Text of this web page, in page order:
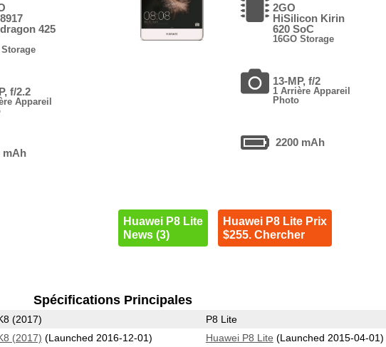
425
Storage
f/2.2
Appareil
mAh
2GO
HiSilicon Kirin
620 SoC
16GO Storage
13-MP, f/2
1 Arrière Appareil
Photo
2200 mAh
Huawei P8 Lite
News (3)
Huawei P8 Lite Prix
$255. Chercher
Spécifications Principales
(2017) P8 Lite
(2017) (Launched 2016-12-01) Huawei P8 Lite (Launched 2015-04-01)